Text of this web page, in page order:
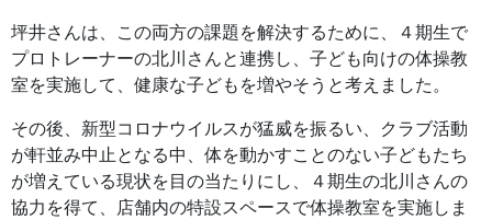
坪井さんは、この両方の課題を解決するために、４期生で
プロトレーナーの北川さんと連携し、子ども向けの体操教
室を実施して、健康な子どもを増やそうと考えました。
その後、新型コロナウイルスが猛威を振るい、クラブ活動
が軒並み中止となる中、体を動かすことのない子どもたち
が増えている現状を目の当たりにし、４期生の北川さんの
協力を得て、店舗内の特設スペースで体操教室を実施しま